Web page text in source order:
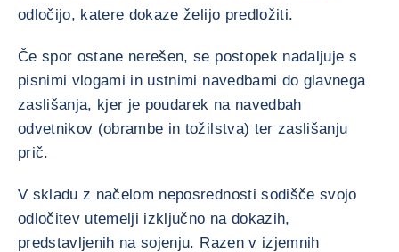
odločijo, katere dokaze želijo predložiti.
Če spor ostane nerešen, se postopek nadaljuje s
pisnimi vlogami in ustnimi navedbami do glavnega
zaslišanja, kjer je poudarek na navedbah
odvetnikov (obrambe in tožilstva) ter zaslišanju
prič.
V skladu z načelom neposrednosti sodišče svojo
odločitev utemelji izključno na dokazih,
predstavljenih na sojenju. Razen v izjemnih